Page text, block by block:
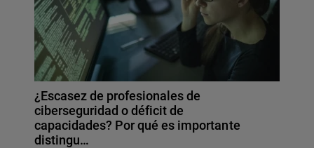
¿Escasez de profesionales de
ciberseguridad o déficit de
capacidades? Por qué es importante
distingu…